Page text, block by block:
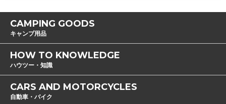
CAMPING GOODS
キャンプ用品
HOW TO KNOWLEDGE
ハウツー・知識
CARS AND MOTORCYCLES
自動車・バイク